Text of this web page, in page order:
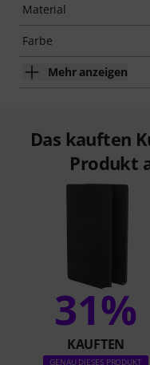
Material
Farbe
Mehr anzeigen
Das kauften
Produkt
31%
KAUFTEN
GENAU DIESES PRODUKT